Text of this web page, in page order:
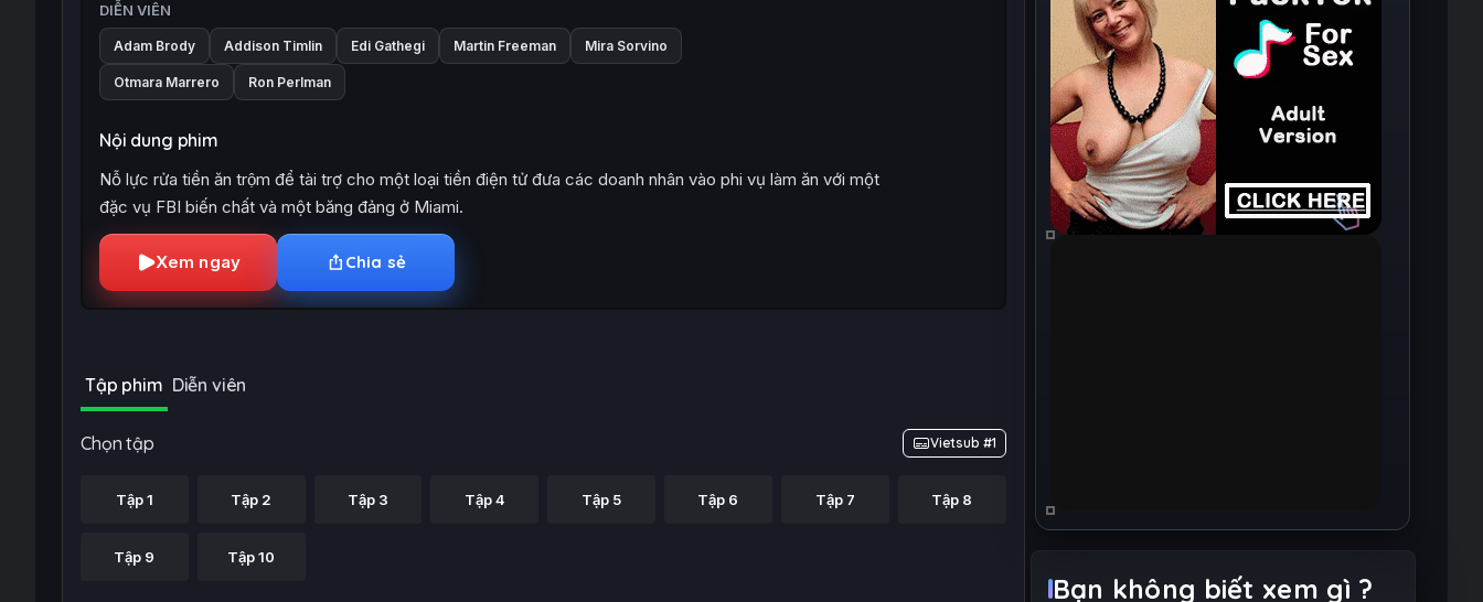
DIỄN VIÊN
Adam Brody Addison Timlin Edi Gathegi Martin Freeman Mira Sorvino
Otmara Marrero Ron Perlman
Nội dung phim
Nỗ lực rửa tiền ăn trộm để tài trợ cho một loại tiền điện tử đưa các doanh nhân vào phi vụ làm ăn với một
đặc vụ FBI biến chất và một băng đảng ở Miami.
Xem ngay Chia sẻ
Tập phim Diễn viên
Chọn tập Vietsub #1
Tập 1 Tập 2 Tập 3 Tập 4 Tập 5 Tập 6 Tập 7 Tập 8
Tập 9 Tập 10
Bạn không biết xem gì ?